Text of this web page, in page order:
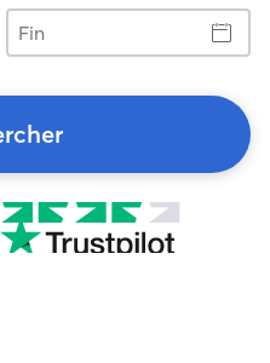
Fin